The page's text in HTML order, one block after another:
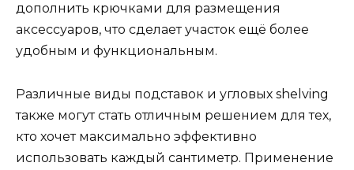
дополнить крючками для размещения
аксессуаров, что сделает участок ещё более
удобным и функциональным.
Различные виды подставок и угловых shelving
также могут стать отличным решением для тех,
кто хочет максимально эффективно
использовать каждый сантиметр. Применение